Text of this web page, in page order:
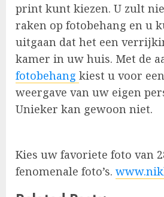
print kunt kiezen. U zult
raken op fotobehang en u
uitgaan dat het een
kamer in uw huis. Met de
fotobehang kiest u voor
weergave van uw eigen
Unieker kan gewoon niet.
Kies uw favoriete foto van
fenomenale foto’s.